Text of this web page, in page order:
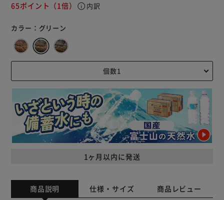
65ポイント （1倍） info 内訳
カラー： グリーン
1ヶ月以内に発送
商品説明 仕様・サイズ 商品レビュー